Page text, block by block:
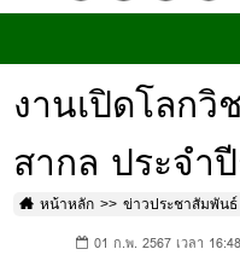
งานเปิดโลก
สากล ประจำ
หน้าหลัก ข่าวประชาสัมพันธ์
01 ก.พ. 2567 เวลา